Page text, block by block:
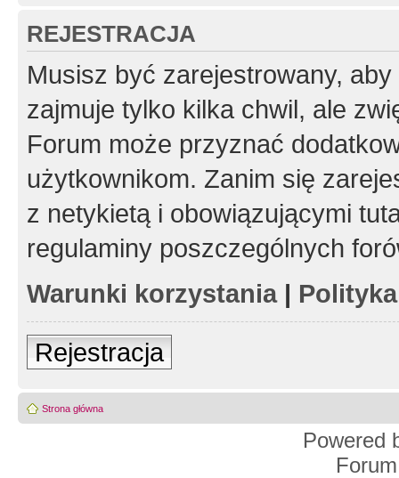
REJESTRACJA
Musisz być zarejestrowany,
zajmuje tylko kilka chwil, ale
Forum może przyznać
użytkownikom. Zanim się
z netykietą i obowiązującymi
regulaminy poszczególnych
Warunki korzystania|
Rejestracja
Strona główna
Powered